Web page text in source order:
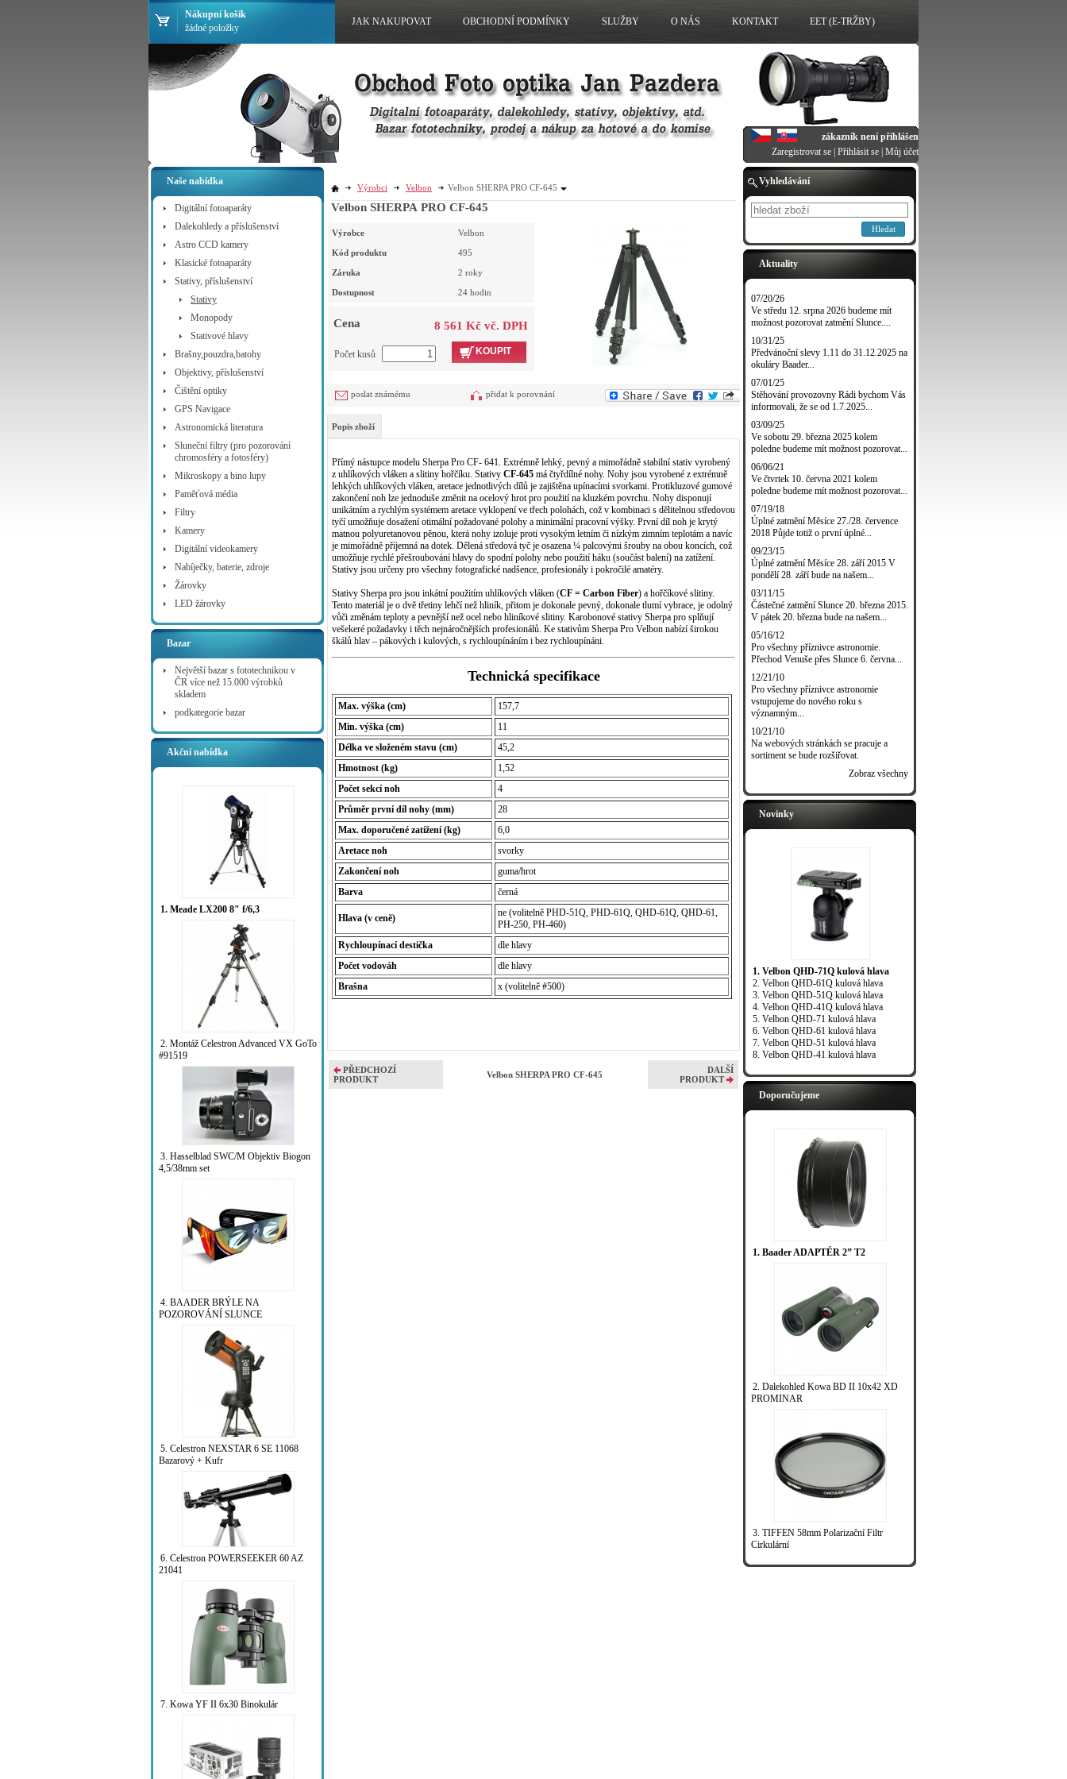
Naše nabídka
Digitální fotoaparáty
Dalekohledy a příslušenství
Astro CCD kamery
Klasické fotoaparáty
Stativy, příslušenství
Stativy
Monopody
Stativové hlavy
Brašny,pouzdra,batohy
Objektivy, příslušenství
Čištění optiky
GPS Navigace
Astronomická literatura
Sluneční filtry (pro pozorování
chromosféry a fotosféry)
Mikroskopy a bino lupy
Paměťová média
Filtry
Kamery
Digitální videokamery
Nabíječky, baterie, zdroje
Žárovky
LED žárovky
Bazar
Největší bazar s fototechnikou v
ČR více než 15.000 výrobků
skladem
podkategorie bazar
Akční nabídka
1. Meade LX200 8" f/6,3
2. Montáž Celestron Advanced VX GoTo
#91519
3. Hasselblad SWC/M Objektiv Biogon
4,5/38mm set
4. BAADER BRÝLE NA
POZOROVÁNÍ SLUNCE
5. Celestron NEXSTAR 6 SE 11068
Bazarový + Kufr
6. Celestron POWERSEEKER 60 AZ
21041
7. Kowa YF II 6x30 Binokulár
Výrobci Velbon Velbon SHERPA PRO CF-645
Velbon SHERPA PRO CF-645
Výrobce Velbon
Kód produktu 495
Záruka 2 roky
Dostupnost 24 hodin
Cena 8 561 Kč vč. DPH
KOUPIT
Počet kusů
poslat známému přidat k porovnání
Popis zboží
Přímý nástupce modelu Sherpa Pro CF- 641. Extrémně lehký, pevný a mimořádně stabilní stativ vyrobený
z uhlíkových vláken a slitiny hořčíku. Stativy CF-645 má čtyřdílné nohy. Nohy jsou vyrobené z extrémně
lehkých uhlíkových vláken, aretace jednotlivých dílů je zajištěna upínacími svorkami. Protikluzové gumové
zakončení noh lze jednoduše změnit na ocelový hrot pro použití na kluzkém povrchu. Nohy disponují
unikátním a rychlým systémem aretace vyklopení ve třech polohách, což v kombinaci s dělitelnou středovou
tyčí umožňuje dosažení otimální požadované polohy a minimální pracovní výšky. První díl noh je krytý
matnou polyuretanovou pěnou, která nohy izoluje proti vysokým letním či nízkým zimním teplotám a navíc
je mimořádně příjemná na dotek. Dělená středová tyč je osazena ¼ palcovými šrouby na obou koncích, což
umožňuje rychlé přešroubování hlavy do spodní polohy nebo použití háku (součást balení) na zatížení.
Stativy jsou určeny pro všechny fotografické nadšence, profesionály i pokročilé amatéry.
Stativy Sherpa pro jsou inkátní použitím uhlíkových vláken (CF = Carbon Fiber) a hořčíkové slitiny.
Tento materiál je o dvě třetiny lehčí než hliník, přitom je dokonale pevný, dokonale tlumí vybrace, je odolný
vůči změnám teploty a pevnější než ocel nebo hliníkové slitiny. Karobonové stativy Sherpa pro splňují
vešekeré požadavky i těch nejnáročnějších profesionálů. Ke stativům Sherpa Pro Velbon nabízí širokou
škálů hlav – pákových i kulových, s rychloupínáním i bez rychloupínáni.
Technická specifikace
Max. výška (cm)
157,7
Min. výška (cm)
11
Délka ve složeném stavu (cm)
45,2
Hmotnost (kg)
1,52
Počet sekcí noh
4
Průměr první díl nohy (mm)
28
Max. doporučené zatížení (kg)
6,0
Aretace noh
svorky
Zakončení noh
guma/hrot
Barva
černá
Hlava (v ceně)
ne (volitelně PHD-51Q, PHD-61Q, QHD-61Q, QHD-61,
PH-250, PH-460)
Rychloupínací destička
dle hlavy
Počet vodováh
dle hlavy
Brašna
x (volitelně #500)
PŘEDCHOZÍ
PRODUKT
Velbon SHERPA PRO CF-645
DALŠÍ
PRODUKT
Vyhledávání
Hledat
Aktuality
07/20/26
Ve středu 12. srpna 2026 budeme mít
možnost pozorovat zatmění Slunce....
10/31/25
Předvánoční slevy 1.11 do 31.12.2025 na
okuláry Baader...
07/01/25
Stěhování provozovny Rádi bychom Vás
informovali, že se od 1.7.2025...
03/09/25
Ve sobotu 29. března 2025 kolem
poledne budeme mít možnost pozorovat...
06/06/21
Ve čtvrtek 10. června 2021 kolem
poledne budeme mít možnost pozorovat...
07/19/18
Úplné zatmění Měsíce 27./28. července
2018 Půjde totiž o první úplné...
09/23/15
Úplné zatmění Měsíce 28. září 2015 V
pondělí 28. září bude na našem...
03/11/15
Částečné zatmění Slunce 20. března 2015.
V pátek 20. března bude na našem...
05/16/12
Pro všechny příznivce astronomie.
Přechod Venuše přes Slunce 6. června...
12/21/10
Pro všechny příznivce astronomie
vstupujeme do nového roku s
významným...
10/21/10
Na webových stránkách se pracuje a
sortiment se bude rozšiřovat.
Zobraz všechny
Novinky
1. Velbon QHD-71Q kulová hlava
2. Velbon QHD-61Q kulová hlava
3. Velbon QHD-51Q kulová hlava
4. Velbon QHD-41Q kulová hlava
5. Velbon QHD-71 kulová hlava
6. Velbon QHD-61 kulová hlava
7. Velbon QHD-51 kulová hlava
8. Velbon QHD-41 kulová hlava
Doporučujeme
1. Baader ADAPTÉR 2” T2
2. Dalekohled Kowa BD II 10x42 XD
PROMINAR
3. TIFFEN 58mm Polarizační Filtr
Cirkulární
Nákupní košík
žádné položky
JAK NAKUPOVAT OBCHODNÍ PODMÍNKY SLUŽBY O NÁS KONTAKT EET (E-TRŽBY)
zákazník není přihlášen
Zaregistrovat se Přihlásit se Můj účet